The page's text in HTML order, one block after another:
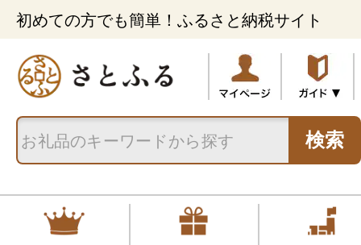
初めての方でも簡単！ふるさと納税サイト
検索